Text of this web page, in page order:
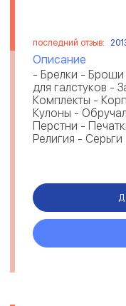
последний отзыв:
Описание
- Брелки -
для галстуков -
Комплекты -
Кулоны -
Перстни -
Религия - Серьги